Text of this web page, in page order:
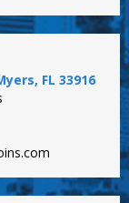
FL 33916